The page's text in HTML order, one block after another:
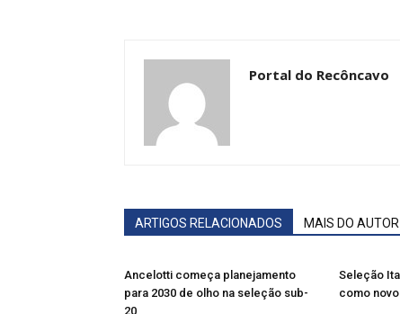
Portal do Recôncavo
ARTIGOS RELACIONADOS MAIS DO AUTOR
Ancelotti começa planejamento
para 2030 de olho na seleção sub-
20
Seleção
como